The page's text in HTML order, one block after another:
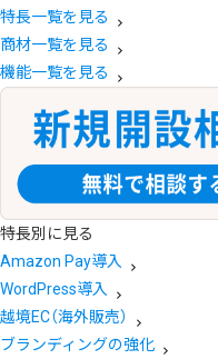
特長一覧を見る
商材一覧を見る
機能一覧を見る
特長別に見る
Amazon Pay導入
WordPress導入
越境EC（海外販売）
ブランディングの強化